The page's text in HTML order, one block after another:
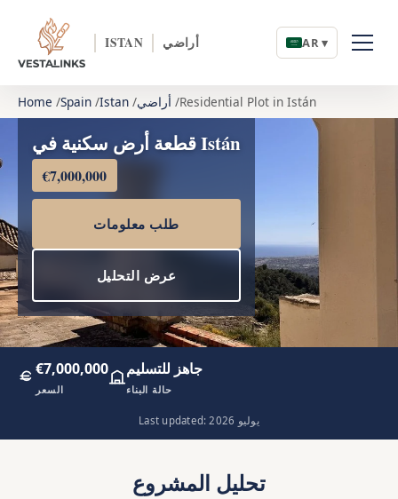
ISTAN أراضي AR ▾
Home Spain Istan أراضي Residential Plot in Istán
قطعة أرض سكنية في Istán
€7,000,000
طلب معلومات
عرض التحليل
€7,000,000
السعر
جاهز للتسليم
حالة البناء
Last updated: يوليو 2026
تحليل المشروع